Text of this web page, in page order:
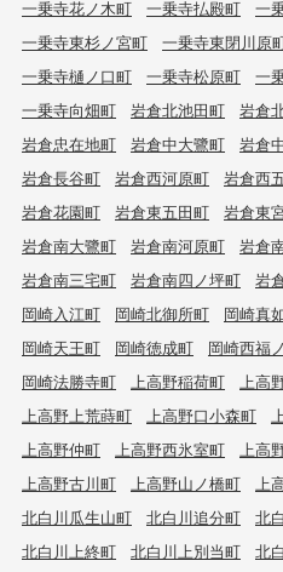
一乗寺花ノ木町 一乗寺払殿町 一
一乗寺東杉ノ宮町
一乗寺東閉川原
一乗寺樋ノ口町
一乗寺松原町 一
一乗寺向畑町
岩倉北池田町 岩倉
岩倉忠在地町
岩倉中大鷺町 岩倉
岩倉長谷町
岩倉西河原町 岩倉西
岩倉花園町
岩倉東五田町 岩倉東
岩倉南大鷺町
岩倉南河原町 岩倉
岩倉南三宅町
岩倉南四ノ坪町 岩
岡崎入江町
岡崎北御所町 岡崎真
岡崎天王町
岡崎徳成町 岡崎西福
岡崎法勝寺町
上高野稲荷町 上高
上高野上荒蒔町
上高野口小森町
上高野仲町
上高野西氷室町 上高
上高野古川町
上高野山ノ橋町 上
北白川瓜生山町
北白川追分町 北
北白川上終町
北白川上別当町 北